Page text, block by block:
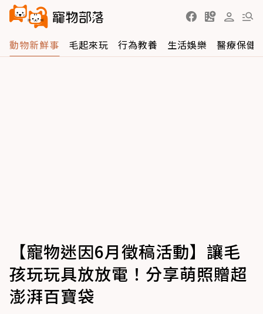
動物新鮮事 毛起來玩 行為教養 生活娛樂 醫療保健
【寵物迷因6月徵稿活動】讓毛
孩玩玩具放放電！分享萌照贈超
澎湃百寶袋